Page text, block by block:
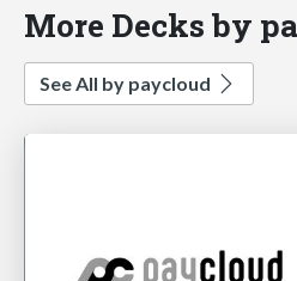
More Decks by
See All by paycloud